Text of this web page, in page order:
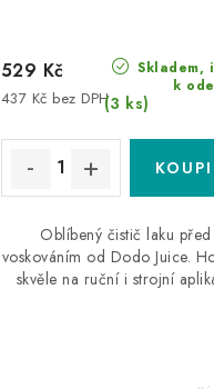
Skladem,
k
(3 ks)
437 Kč bez DPH
529 Kč
Oblíbený čistič laku před
voskováním od Dodo Juice.
skvěle na ruční i strojní